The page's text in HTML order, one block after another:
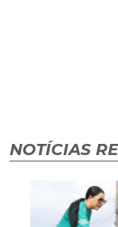
NOTÍCIAS